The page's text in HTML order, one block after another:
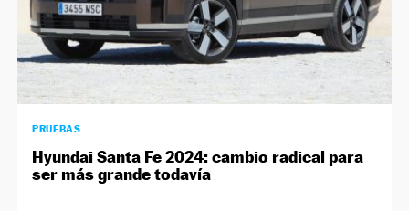
PRUEBAS
Hyundai Santa Fe 2024: cambio radical para
ser más grande todavía